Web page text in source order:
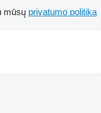
mūsų privatumo politika